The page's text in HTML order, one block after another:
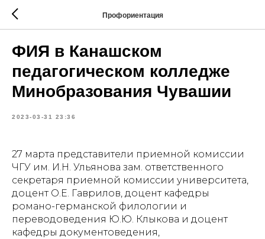
Профориентация
ФИЯ в Канашском
педагогическом колледже
Минобразования Чувашии
2023-03-31 23:36
27 марта представители приемной комиссии
ЧГУ им. И.Н. Ульянова зам. ответственного
секретаря приемной комиссии университета,
доцент О.Е. Гаврилов, доцент кафедры
романо-германской филологии и
переводоведения Ю.Ю. Клыкова и доцент
кафедры документоведения,